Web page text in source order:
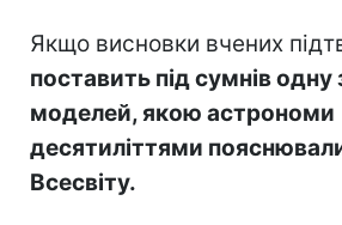
Якщо висновки вчених
поставить під сумнів одну
моделей, якою астрономи
десятиліттями
Всесвіту.